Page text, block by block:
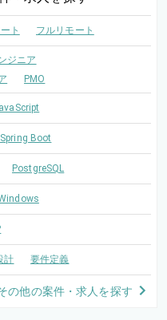
ト フルリモート
ジニア
PMO
Spring Boot
PostgreSQL
計 要件定義
の他の案件・求人を探す